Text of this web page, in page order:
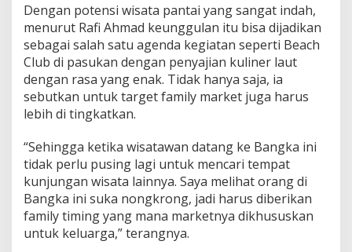
Dengan potensi wisata pantai yang sangat indah,
menurut Rafi Ahmad keunggulan itu bisa dijadikan
sebagai salah satu agenda kegiatan seperti Beach
Club di pasukan dengan penyajian kuliner laut
dengan rasa yang enak. Tidak hanya saja, ia
sebutkan untuk target family market juga harus
lebih di tingkatkan.
“Sehingga ketika wisatawan datang ke Bangka ini
tidak perlu pusing lagi untuk mencari tempat
kunjungan wisata lainnya. Saya melihat orang di
Bangka ini suka nongkrong, jadi harus diberikan
family timing yang mana marketnya dikhususkan
untuk keluarga,” terangnya.